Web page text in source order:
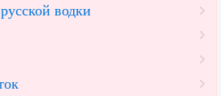
водки